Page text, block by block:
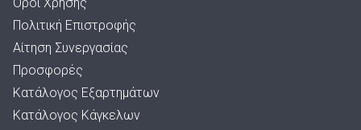
.
6
Όροι Χρήσης
Πολιτική Επιστροφής
Αίτηση Συνεργασίας
Προσφορές
Κατάλογος Εξαρτημάτων
Κατάλογος Κάγκελων